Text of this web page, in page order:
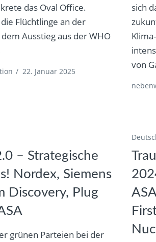
das Oval Office.
Flüchtlinge an der
Ausstieg aus der WHO
/ 22. Januar 2025
sich
von
– Strategische
Nordex, Siemens
Discovery, Plug
grünen Parteien bei der